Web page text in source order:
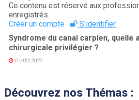
Ce contenu est réservé aux
enregistrés
Créer un compte
S'identifier
Syndrome du canal carpien, quelle
chirurgicale privilégier ?
01/02/2024
Découvrez nos Thémas :